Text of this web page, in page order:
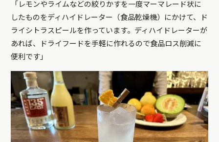
「レモンやライムなどの絞りかすを一度マーマレード状に
したものをディハイドレーター（食品乾燥機）にかけて、ド
ライシトラスピールを作っています。ディハイドレーターが
あれば、ドライフードを手軽に作れるので食品ロス削減に
便利です」